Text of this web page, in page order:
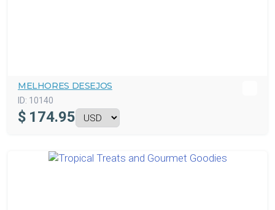
MELHORES DESEJOS
ID: 10140
$ 174.95